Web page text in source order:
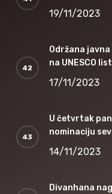
19/11/2023
Održana
na UNESCO
17/11/2023
U četvrtak
nominaciju
14/11/2023
Divanhana